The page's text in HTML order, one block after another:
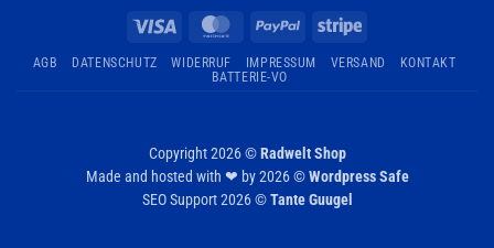
MasterCardPayPal Stripe
AGB DATENSCHUTZ WIDERRUF IMPRESSUM VERSAND
KONTAKT
BATTERIE-VO
Copyright 2026 ©Radwelt Shop
Made and hosted with ❤ by 2026 ©Wordpress Safe
SEO Support 2026 ©Tante Guugel